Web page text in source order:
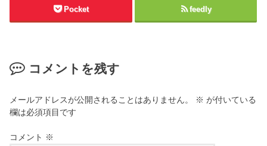
Pocket feedly
コメントを残す
メールアドレスが公開されることはありません。 ※ が付いている
欄は必須項目です
コメント ※